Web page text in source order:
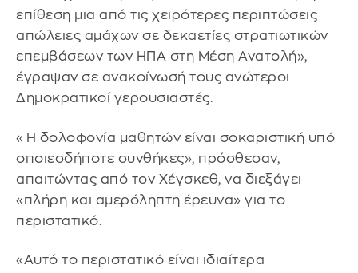
επίθεση μια από τις χειρότερες περιπτώσεις
απώλειες αμάχων σε δεκαετίες στρατιωτικών
επεμβάσεων των ΗΠΑ στη Μέση Ανατολή»,
έγραψαν σε ανακοίνωσή τους ανώτεροι
Δημοκρατικοί γερουσιαστές.
«Η δολοφονία μαθητών είναι σοκαριστική υπό
οποιεσδήποτε συνθήκες», πρόσθεσαν,
απαιτώντας από τον Χέγσκεθ, να διεξάγει
«πλήρη και αμερόληπτη έρευνα» για το
περιστατικό.
«Αυτό το περιστατικό είναι ιδιαίτερα